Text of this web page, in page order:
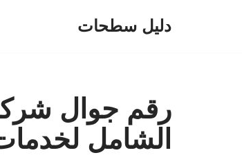
دليل سطحات
رقم جوال
الشامل